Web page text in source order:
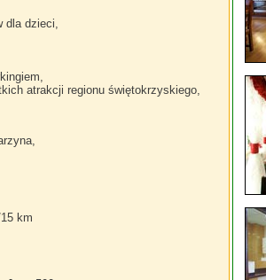
dla dzieci,
atrakcji regionu świętokrzyskiego,
km